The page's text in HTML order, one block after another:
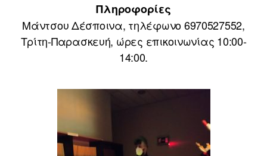
Πληροφορίες
Μάντσου Δέσποινα, τηλέφωνο 6970527552,
Τρίτη-Παρασκευή, ώρες επικοινωνίας 10:00-
14:00.